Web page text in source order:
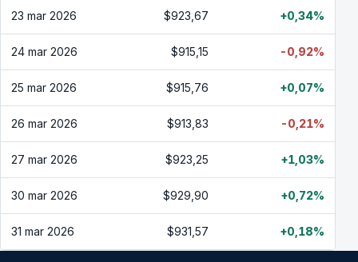
23 mar 2026 $923,67 +0,34%
24 mar 2026 $915,15 -0,92%
25 mar 2026 $915,76 +0,07%
26 mar 2026 $913,83 -0,21%
27 mar 2026 $923,25 +1,03%
30 mar 2026 $929,90 +0,72%
31 mar 2026 $931,57 +0,18%